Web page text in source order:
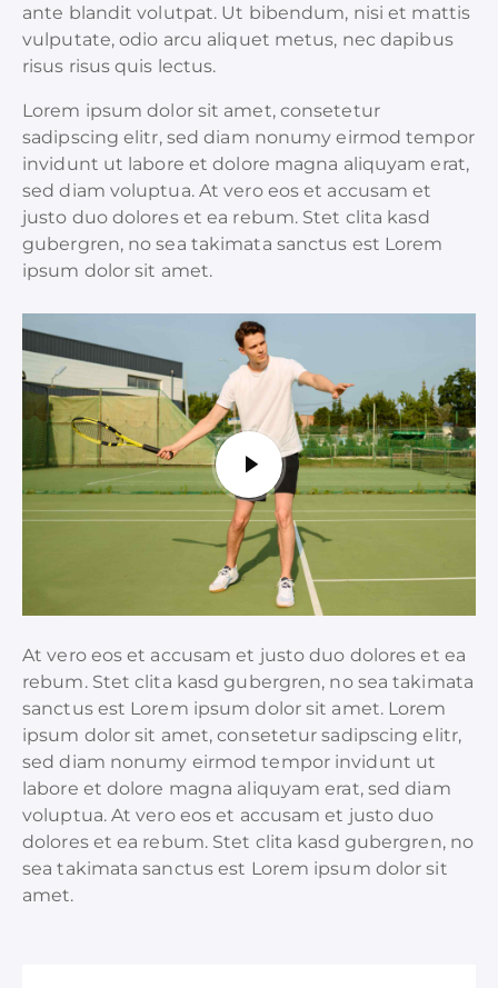
ante blandit volutpat. Ut bibendum, nisi et mattis
vulputate, odio arcu aliquet metus, nec dapibus
risus risus quis lectus.
Lorem ipsum dolor sit amet, consetetur
sadipscing elitr, sed diam nonumy eirmod tempor
invidunt ut labore et dolore magna aliquyam erat,
sed diam voluptua. At vero eos et accusam et
justo duo dolores et ea rebum. Stet clita kasd
gubergren, no sea takimata sanctus est Lorem
ipsum dolor sit amet.
At vero eos et accusam et justo duo dolores et ea
rebum. Stet clita kasd gubergren, no sea takimata
sanctus est Lorem ipsum dolor sit amet. Lorem
ipsum dolor sit amet, consetetur sadipscing elitr,
sed diam nonumy eirmod tempor invidunt ut
labore et dolore magna aliquyam erat, sed diam
voluptua. At vero eos et accusam et justo duo
dolores et ea rebum. Stet clita kasd gubergren, no
sea takimata sanctus est Lorem ipsum dolor sit
amet.